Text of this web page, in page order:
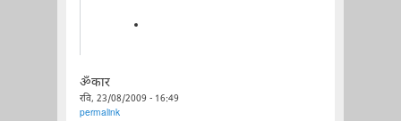
ॐकार
रवि, 23/08/2009 - 16:49
permalink